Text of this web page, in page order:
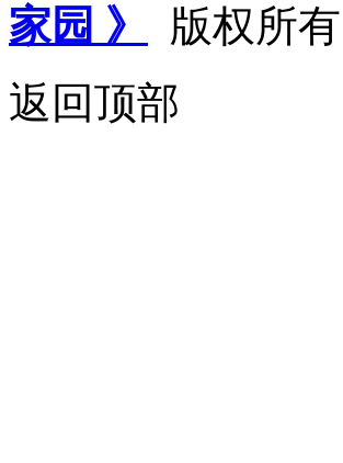
家园 》 版权所有
返回顶部